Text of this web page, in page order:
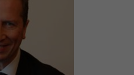
auditeurs